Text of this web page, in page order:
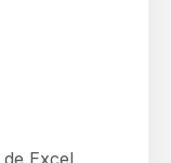
Excel,